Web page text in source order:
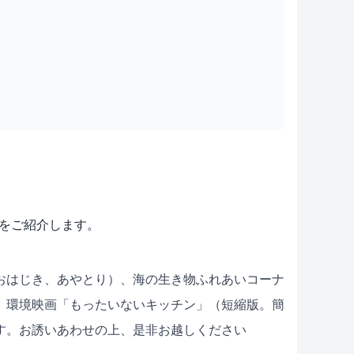
ご紹介します。
じき、あやとり）、海の生き物ふれあいコーナ
境映画「もったいないキッチン」（短縮版。簡
お誘いあわせの上、是非お越しください